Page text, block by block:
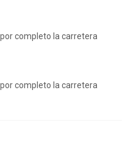
completo la carretera
completo la carretera